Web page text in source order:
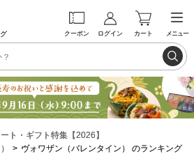
クーポン ログイン カート メニュー
ト・ギフト特集【2026】
ヴォワザン（バレンタイン） のランキング